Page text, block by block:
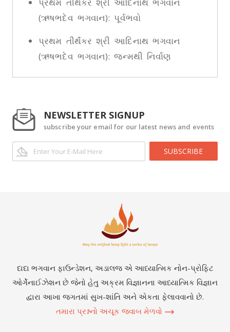
(ઋષભદેવ ભગવાન): પૂર્વભવો
પ્રથમ તીર્થંકર શ્રી આદિનાથ ભગવાન
(ઋષભદેવ ભગવાન): જન્મથી નિર્વાણ
NEWSLETTER SIGNUP
subscribe your email for our latest news and events
SUBSCRIBE
દાદા ભગવાન ફાઉન્ડેશન, અડાલજ એ આધ્યાત્મિક નોન-પ્રોફિટ
ઓર્ગેનાઈઝેશન છે જેનો હેતુ અક્રમ વિજ્ઞાનના આધ્યાત્મિક વિજ્ઞાન
દ્વારા આખા જગતમાં સુખ-શાંતિ અને એકતા ફેલાવવાનો છે.
તમારા પ્રશ્નનો અચૂક જવાબ મેળવો